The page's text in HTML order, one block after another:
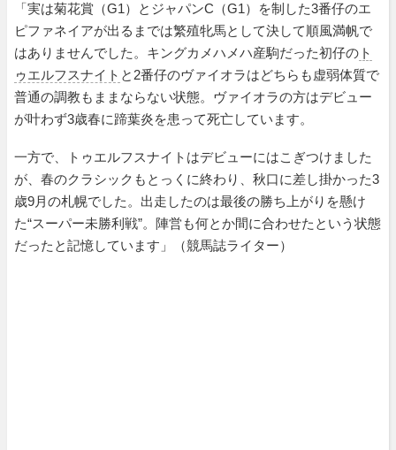
「実は菊花賞（G1）とジャパンC（G1）を制した3番仔のエ
ピファネイアが出るまでは繁殖牝馬として決して順風満帆で
はありませんでした。キングカメハメハ産駒だった初仔の ト
ゥエルフスナイト と2番仔のヴァイオラはどちらも虚弱体質で
普通の調教もままならない状態。ヴァイオラの方はデビュー
が叶わず3歳春に蹄葉炎を患って死亡しています。
一方で、トゥエルフスナイトはデビューにはこぎつけました
が、春のクラシックもとっくに終わり、秋口に差し掛かった3
歳9月の札幌でした。出走したのは最後の勝ち上がりを懸け
た“スーパー未勝利戦”。陣営も何とか間に合わせたという状態
だったと記憶しています」（競馬誌ライター）